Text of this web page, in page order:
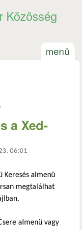
Közösség
menü
a Xed-
06:01
Keresés almenü
megtalálhat
almenü vagy